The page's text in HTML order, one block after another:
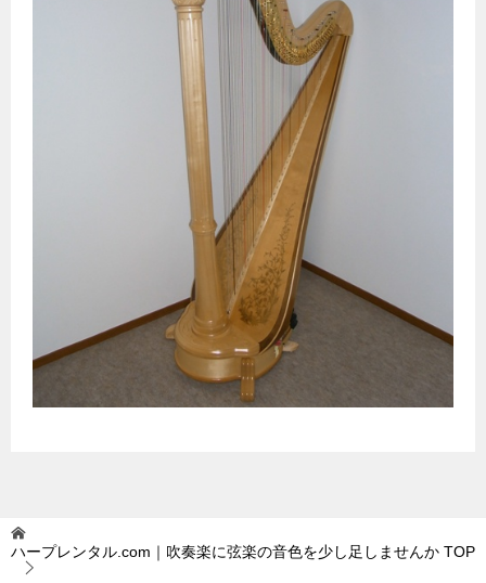
ハープレンタル.com｜吹奏楽に弦楽の音色を少し足しませんか TOP